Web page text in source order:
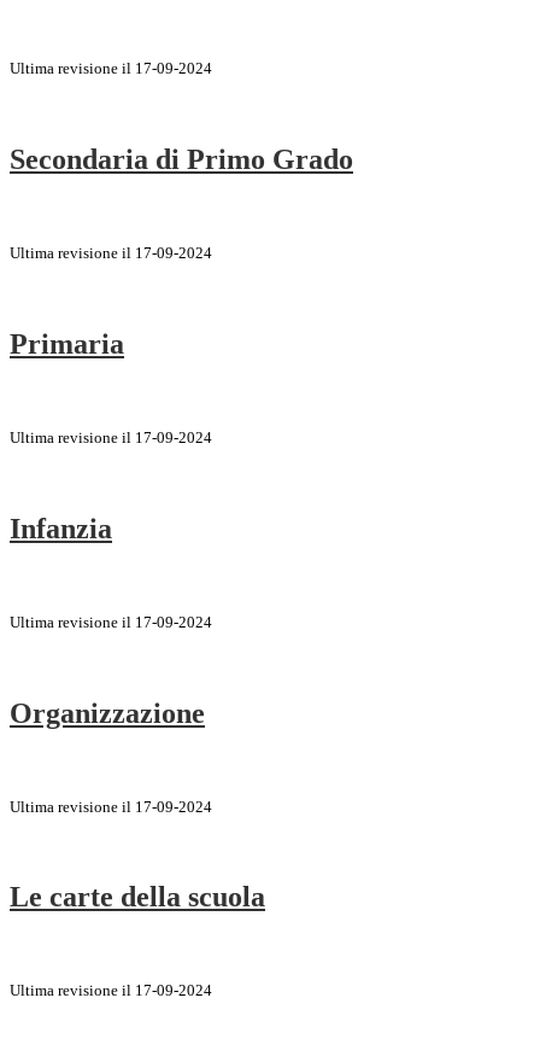
Ultima revisione il 17-09-2024
Secondaria di Primo Grado
Ultima revisione il 17-09-2024
Primaria
Ultima revisione il 17-09-2024
Infanzia
Ultima revisione il 17-09-2024
Organizzazione
Ultima revisione il 17-09-2024
Le carte della scuola
Ultima revisione il 17-09-2024